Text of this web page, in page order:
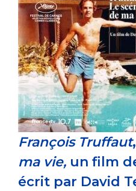
François Truffaut,
ma vie, un film
écrit par David